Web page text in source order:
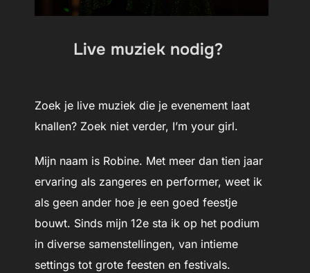
Live muziek nodig?
Zoek je live muziek die je evenement laat
knallen? Zoek niet verder, I’m your girl.
Mijn naam is Robine. Met meer dan tien jaar
ervaring als zangeres en performer, weet ik
als geen ander hoe je een goed feestje
bouwt. Sinds mijn 12e sta ik op het podium
in diverse samenstellingen, van intieme
settings tot grote feesten en festivals.